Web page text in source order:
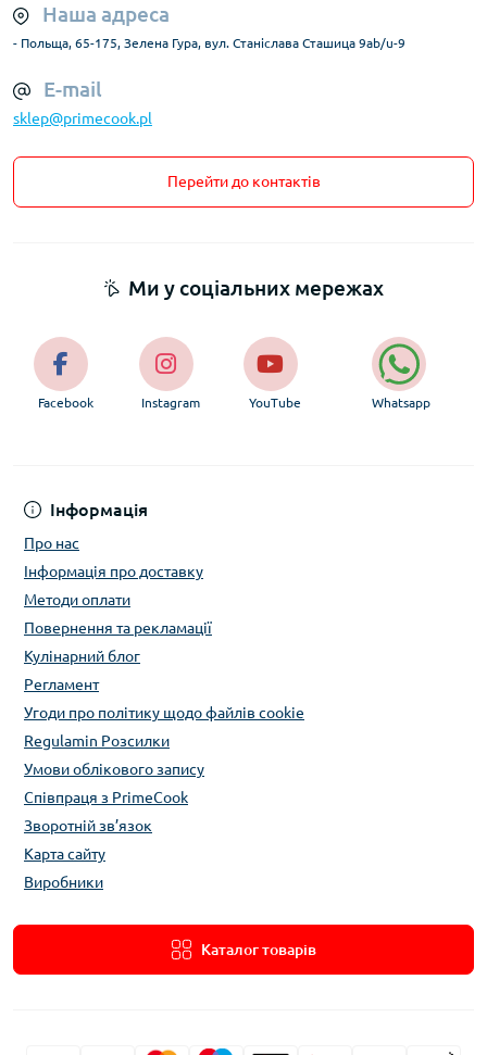
Наша адреса
- Польща, 65-175, Зелена Гура, вул. Станіслава Сташица 9ab/u-9
E-mail
sklep@primecook.pl
Перейти до контактів
Інформація
Про нас
Інформація про доставку
Методи оплати
Повернення та рекламації
Кулінарний блог
Регламент
Угоди про політику щодо файлів cookie
Regulamin Розсилки
Умови облікового запису
Співпраця з PrimeCook
Зворотній зв’язок
Карта сайту
Виробники
Каталог товарів
Ми у соціальних мережах
Facebook Instagram YouTube Whatsapp